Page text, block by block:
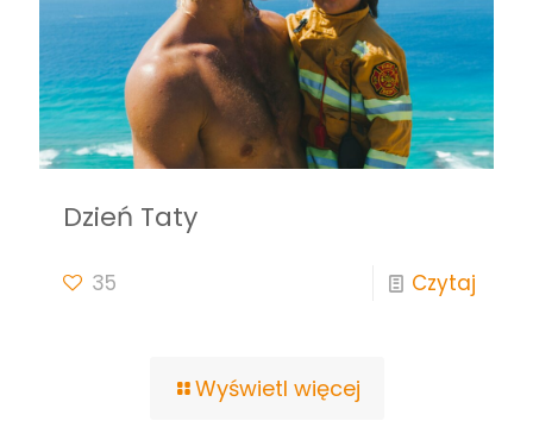
Dzień Taty
35 Czytaj
Wyświetl więcej